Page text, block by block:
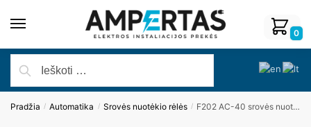
0
Pradžia / Automatika / Srovės nuotėkio rėlės / F202 AC-40 srovės nuotėkio rėlė 2P 40A 100 mA (ABB)